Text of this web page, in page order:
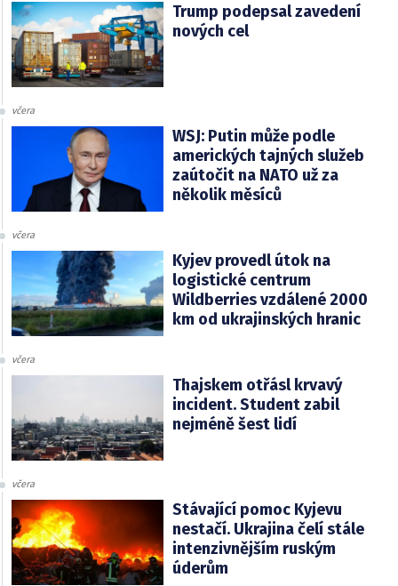
Trump podepsal zavedení
nových cel
včera
WSJ: Putin může podle
amerických tajných služeb
zaútočit na NATO už za
několik měsíců
včera
Kyjev provedl útok na
logistické centrum
Wildberries vzdálené 2000
km od ukrajinských hranic
včera
Thajskem otřásl krvavý
incident. Student zabil
nejméně šest lidí
včera
Stávající pomoc Kyjevu
nestačí. Ukrajina čelí stále
intenzivnějším ruským
úderům